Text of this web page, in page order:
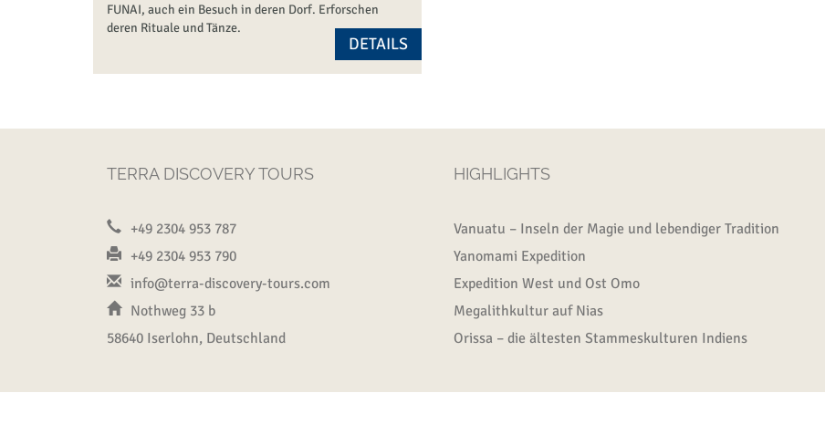
FUNAI, auch ein Besuch in deren Dorf. Erforschen
deren Rituale und Tänze.
DETAILS
TERRA DISCOVERY TOURS
+49 2304 953 787
+49 2304 953 790
info@terra-discovery-tours.com
Nothweg 33 b
58640 Iserlohn, Deutschland
HIGHLIGHTS
Vanuatu – Inseln der Magie und lebendiger Tradition
Yanomami Expedition
Expedition West und Ost Omo
Megalithkultur auf Nias
Orissa – die ältesten Stammeskulturen Indiens